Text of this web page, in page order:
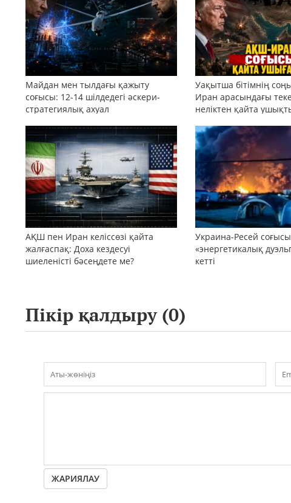
Майдан мен тылдағы қажыту
соғысы: 12-14 шілдедегі әскери-
стратегиялық ахуал
Уақытша бітімнің
Иран арасындағы
неліктен қайта
АҚШ пен Иран келіссөзі қайта
жалғаспақ: Доха кездесуі
шиеленісті бәсеңдете ме?
Украина-Ресей соғысы
«энергетикалық
кетті
Пікір қалдыру (0)
ЖАРИЯЛАУ